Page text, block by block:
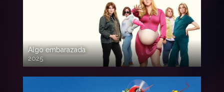
Algo embarazada
2025
720p HD